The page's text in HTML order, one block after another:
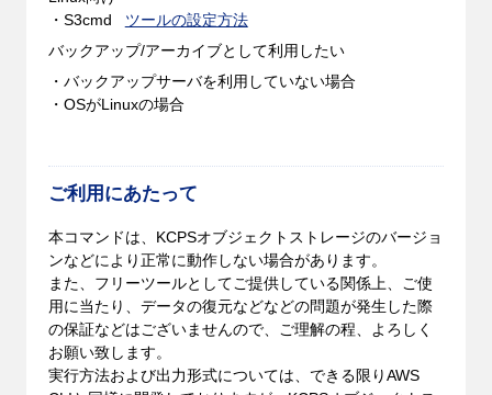
・S3cmd ツールの設定方法
バックアップ/アーカイブとして利用したい
・バックアップサーバを利用していない場合
・OSがLinuxの場合
ご利用にあたって
本コマンドは、KCPSオブジェクトストレージのバージョ
ンなどにより正常に動作しない場合があります。
また、フリーツールとしてご提供している関係上、ご使
用に当たり、データの復元などなどの問題が発生した際
の保証などはございませんので、ご理解の程、よろしく
お願い致します。
実行方法および出力形式については、できる限りAWS